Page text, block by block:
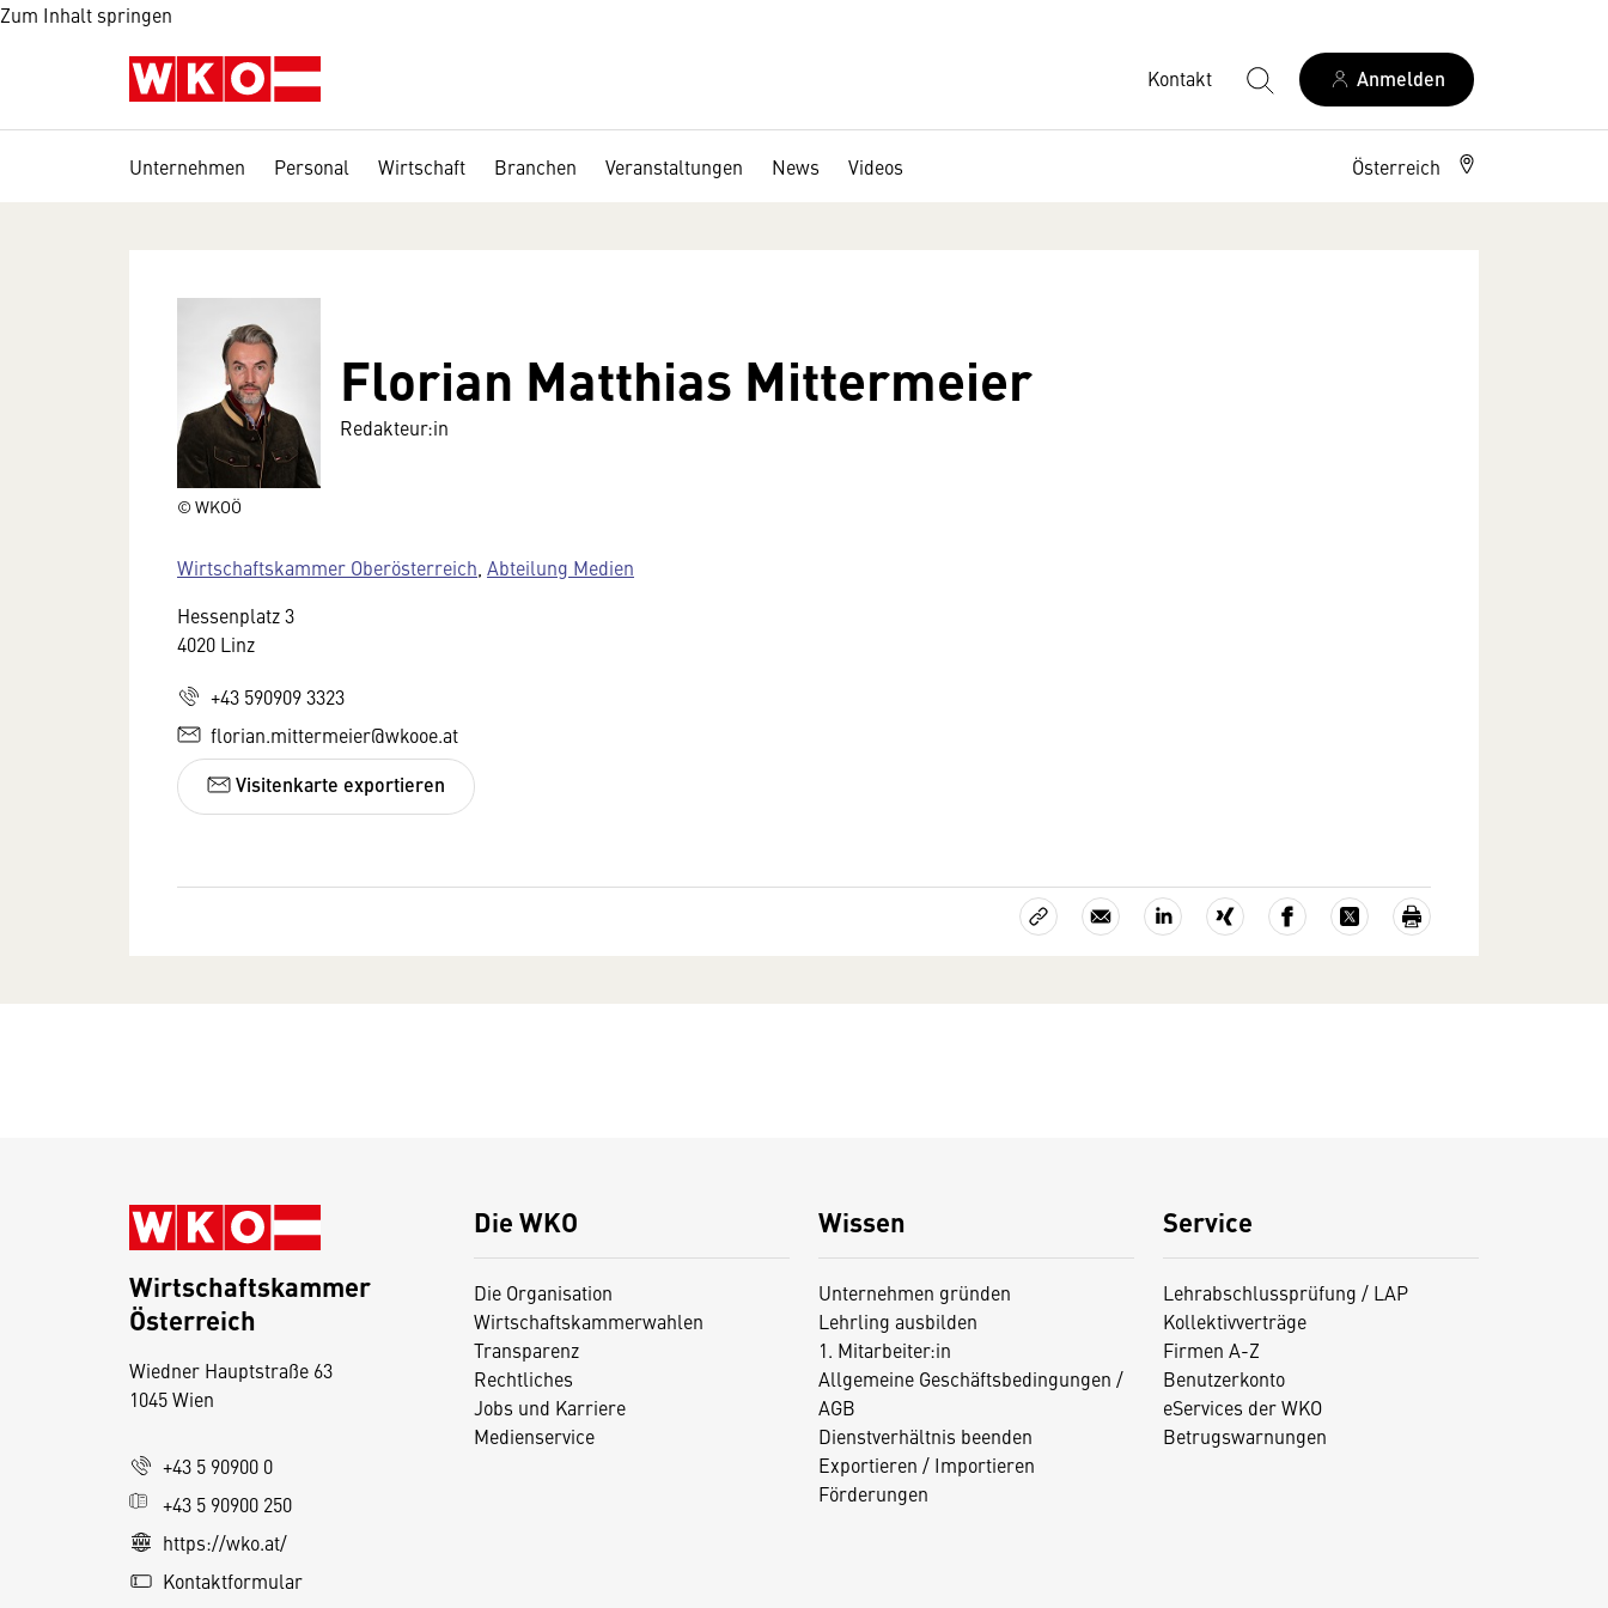
Zum Inhalt springen
Kontakt Anmelden
Unternehmen Personal Wirtschaft Branchen Veranstaltungen News Videos Österreich
© WKOÖ
Florian Matthias Mittermeier
Redakteur:in
Wirtschaftskammer Oberösterreich Abteilung Medien
Hessenplatz 3
4020 Linz
+43 590909 3323
florian.mittermeier@wkooe.at
Visitenkarte exportieren
Die WKO
Die Organisation
Wirtschaftskammerwahlen
Transparenz
Rechtliches
Jobs und Karriere
Medienservice
Wissen
Unternehmen gründen
Lehrling ausbilden
1. Mitarbeiter:in
Allgemeine Geschäftsbedingungen /
AGB
Dienstverhältnis beenden
Exportieren / Importieren
Förderungen
Service
Lehrabschlussprüfung / LAP
Kollektivverträge
Firmen A-Z
Benutzerkonto
eServices der WKO
Betrugswarnungen
Wirtschaftskammer
Österreich
Wiedner Hauptstraße 63
1045 Wien
+43 5 90900 0
+43 5 90900 250
https://wko.at/
Kontaktformular